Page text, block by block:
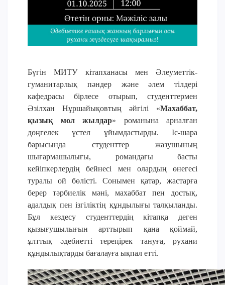
Бакалавриат
Екінші жоғары білім
Қашықтықтан оқыту технологиялары
ОҚУ АҚЫСЫН ТӨЛЕУ
Бүгін МИТУ кітапханасы мен Әлеуметтік-
гуманитарлық пәндер және әлем тілдері
кафедрасы бірлесе отырып, студенттермен
Әзілхан Нұршайықовтың әйгілі «Махаббат,
қызық мол жылдар» романына арналған
дөңгелек үстел ұйымдастырды. Іс-шара
барысында студенттер жазушының
шығармашылығы, романдағы басты
кейіпкерлердің бейнесі мен олардың өнегесі
туралы ой бөлісті. Сонымен қатар, жастарға
берер тәрбиелік мәні, махаббат пен достық,
адалдық пен ізгіліктің құндылығы талқыланды.
Бұл кездесу студенттердің кітапқа деген
қызығушылығын арттырып қана қоймай,
ұлттық әдебиетті тереңірек тануға, рухани
құндылықтарды бағалауға ықпал етті.